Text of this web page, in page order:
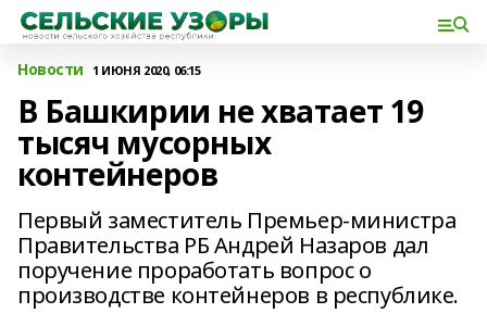
Новости 1 ИЮНЯ 2020, 06:15
В Башкирии не хватает 19
тысяч мусорных
контейнеров
Первый заместитель Премьер-министра
Правительства РБ Андрей Назаров дал
поручение проработать вопрос о
производстве контейнеров в республике.